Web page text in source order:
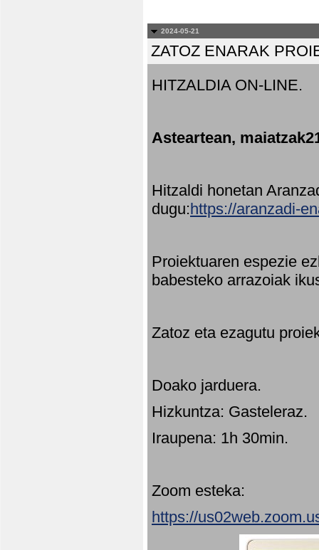
2024-05-21
ZATOZ ENARAK
HITZALDIA ON-LINE.
Asteartean,
Hitzaldi honetan
dugu:https://aranzadi-
Proiektuaren espezie
babesteko arrazoiak
Zatoz eta ezagutu
Doako jarduera.
Hizkuntza: Gasteleraz.
Iraupena: 1h 30min.
Zoom esteka:
https://